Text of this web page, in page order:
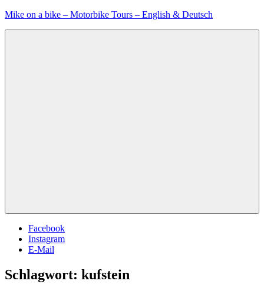
Zum
Mike on a bike – Motorbike Tours – English & Deutsch
Facebook
Instagram
E-Mail
Schlagwort: kufstein